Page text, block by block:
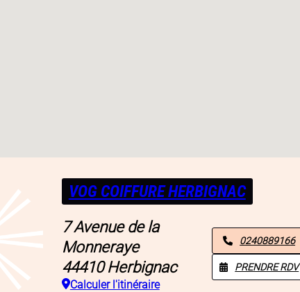
VOG COIFFURE HERBIGNAC
7 Avenue de la
Monneraye
44410 Herbignac
Calculer l'itinéraire
0240889166
PRENDRE RDV